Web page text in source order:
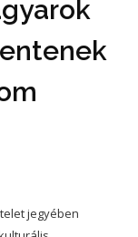
jegyében